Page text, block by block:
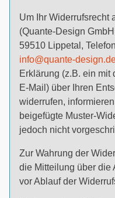
Um Ihr Widerrufsrecht
(Quante-Design
59510 Lippetal,
info@quante-
Erklärung (z.B. ein mit
E-Mail) über Ihren
widerrufen,
beigefügte Muster-
jedoch nicht
Zur Wahrung der
die Mitteilung über die
vor Ablauf der